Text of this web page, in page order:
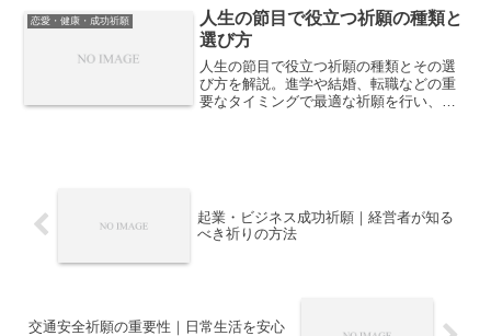
恋愛・健康・成功祈願
人生の節目で役立つ祈願の種類と
選び方
人生の節目で役立つ祈願の種類とその選
び方を解説。進学や結婚、転職などの重
要なタイミングで最適な祈願を行い、よ
起業・ビジネス成功祈願｜経営者が知る
べき祈りの方法
交通安全祈願の重要性｜日常生活を安心